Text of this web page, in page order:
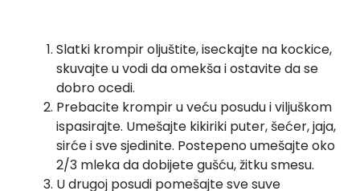
Slatki krompir oljuštite, iseckajte na kockice,
skuvajte u vodi da omekša i ostavite da se
dobro ocedi.
Prebacite krompir u veću posudu i viljuškom
ispasirajte. Umešajte kikiriki puter, šećer, jaja,
sirće i sve sjedinite. Postepeno umešajte oko
2/3 mleka da dobijete gušću, žitku smesu.
U drugoj posudi pomešajte sve suve